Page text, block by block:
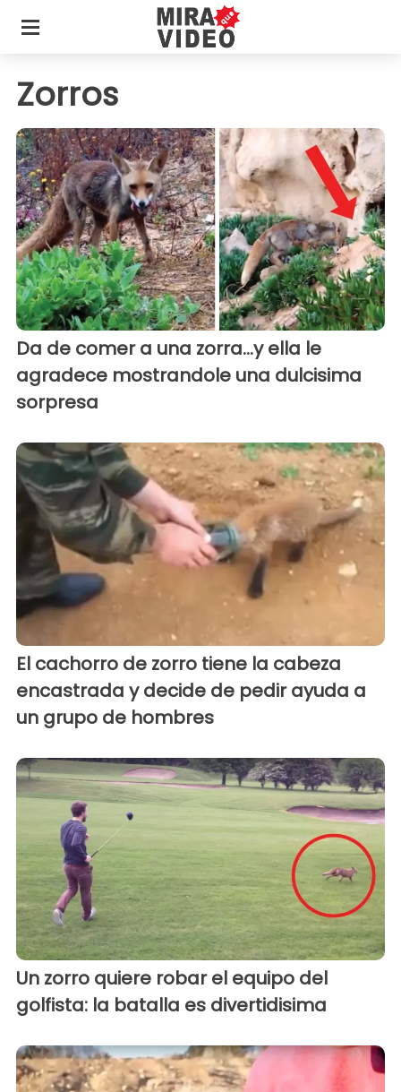
Zorros
Da de comer a una zorra...y ella le
agradece mostrandole una dulcisima
sorpresa
El cachorro de zorro tiene la cabeza
encastrada y decide de pedir ayuda a
un grupo de hombres
Un zorro quiere robar el equipo del
golfista: la batalla es divertidisima